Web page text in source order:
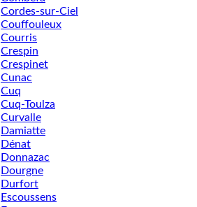
Cordes-sur-Ciel
Couffouleux
Courris
Crespin
Crespinet
Cunac
Cuq
Cuq-Toulza
Curvalle
Damiatte
Dénat
Donnazac
Dourgne
Durfort
Escoussens